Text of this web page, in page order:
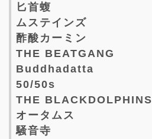
匕首蝮
ムステインズ
酢酸カーミン
THE BEATGANG
Buddhadatta
50/50s
THE BLACKDOLPHINS
オータムス
騒音寺